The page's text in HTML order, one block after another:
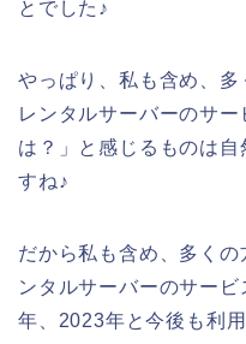
とでした♪
やっぱり、私も含め、
レンタルサーバーのサ
は？」と感じるものは
すね♪
だから私も含め、多く
ンタルサーバーのサー
年、2023年と今後も利